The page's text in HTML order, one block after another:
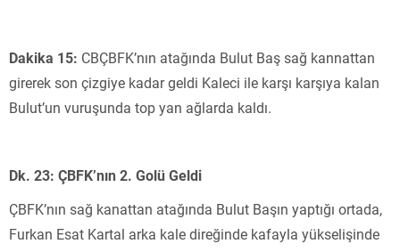
Dakika 15: CBÇBFK’nın atağında Bulut Baş sağ kannattan
girerek son çizgiye kadar geldi Kaleci ile karşı karşıya kalan
Bulut’un vuruşunda top yan ağlarda kaldı.
Dk. 23: ÇBFK’nın 2. Golü Geldi
ÇBFK’nın sağ kanattan atağında Bulut Başın yaptığı ortada,
Furkan Esat Kartal arka kale direğinde kafayla yükselişinde